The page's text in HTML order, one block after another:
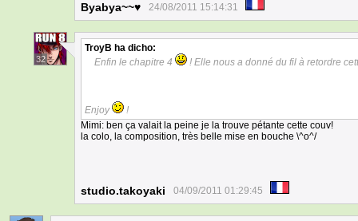
Byabya~~♥ 24/08/2011 15:14:31
32
TroyB ha dicho:
Enfin le chapitre 4
! Elle nous a donné du fil à retordre
Enjoy
!
Mimi: ben ça valait la peine je la trouve pétante cette couv!
la colo, la composition, très belle mise en bouche \^o^/
studio.takoyaki 04/09/2011 01:29:45